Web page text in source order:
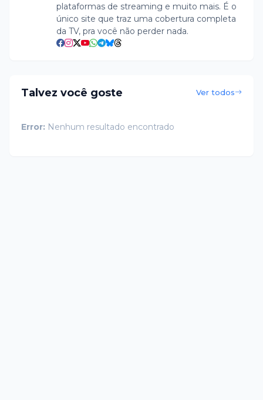
plataformas de streaming e muito mais. É o
único site que traz uma cobertura completa
da TV, pra você não perder nada.
Talvez você goste Ver todos
Error: Nenhum resultado encontrado